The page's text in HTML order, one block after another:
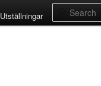
Utställningar Search